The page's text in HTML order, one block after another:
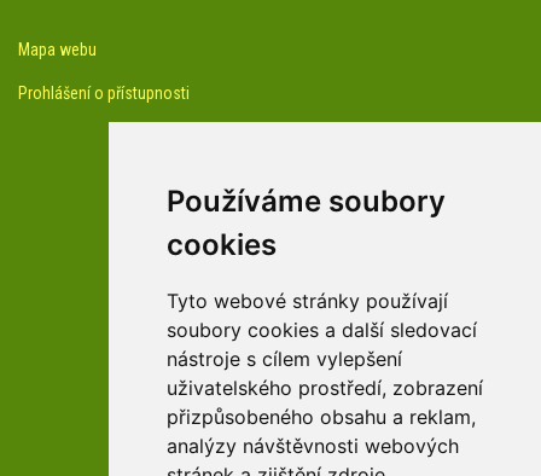
Používáme soubory
cookies
Tyto webové stránky používají
soubory cookies a další sledovací
nástroje s cílem vylepšení
uživatelského prostředí, zobrazení
přizpůsobeného obsahu a reklam,
analýzy návštěvnosti webových
Mapa webu
Prohlášení o přístupnosti
Youtube kanál arboreta